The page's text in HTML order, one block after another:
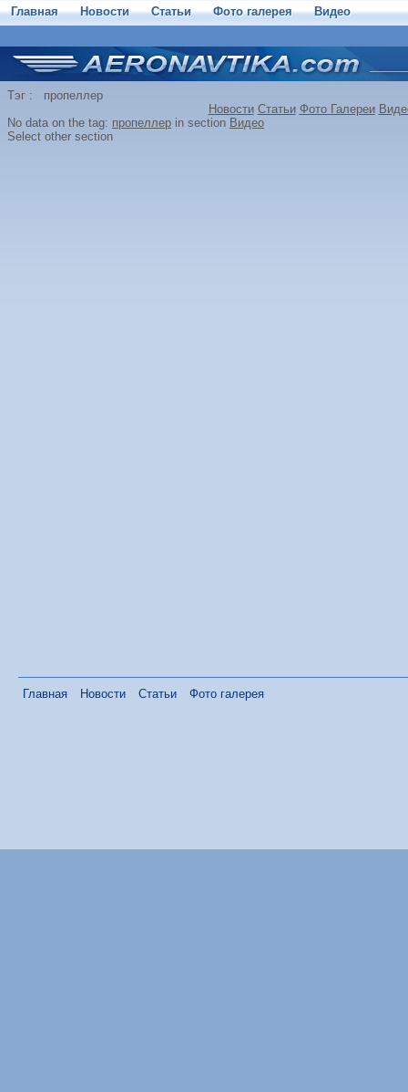
Главная Новости Статьи Фото галерея Видео
Тэг : пропеллер
Новости Статьи Фото Галереи
No data on the tag: пропеллер in section Видео
Select other section
Главная Новости Статьи Фото галерея